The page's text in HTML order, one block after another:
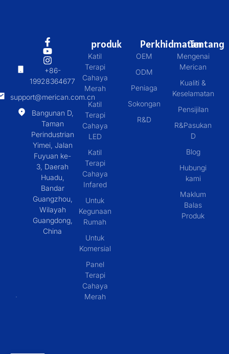
+86-
19928364677
support@merican.com.cn
Bangunan D,
Taman
Perindustrian
Yimei, Jalan
Fuyuan ke-
3, Daerah
Huadu,
Bandar
Guangzhou,
Wilayah
Guangdong,
China
produk
Katil
Terapi
Cahaya
Merah
Katil
Terapi
Cahaya
LED
Katil
Terapi
Cahaya
Infared
Untuk
Kegunaan
Rumah
Untuk
Komersial
Panel
Terapi
Cahaya
Merah
Perkhidmatan
OEM
ODM
Peniaga
Sokongan
R&D
Tentang
Mengenai
Merican
Kualiti &
Keselamatan
Pensijilan
R&Pasukan
D
Blog
Hubungi
kami
Maklum
Balas
Produk